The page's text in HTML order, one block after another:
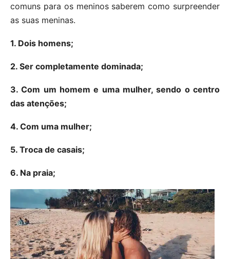
comuns para os meninos saberem como surpreender
as suas meninas.
1. Dois homens;
2. Ser completamente dominada;
3. Com um homem e uma mulher, sendo o centro
das atenções;
4. Com uma mulher;
5. Troca de casais;
6. Na praia;